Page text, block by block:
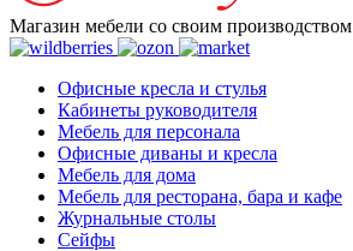
Магазин мебели со своим производством
Офисные кресла и стулья
Кабинеты руководителя
Мебель для персонала
Офисные диваны и кресла
Мебель для дома
Мебель для ресторана, бара и кафе
Журнальные столы
Сейфы